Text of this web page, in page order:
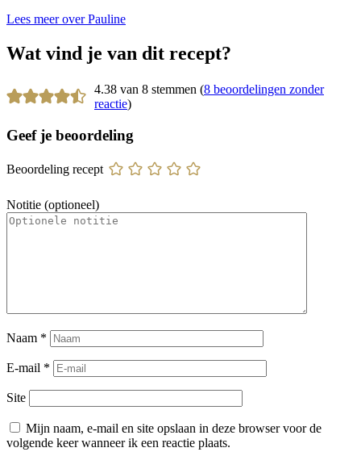
Lees meer over Pauline
Wat vind je van dit recept?
4.38 van 8 stemmen (8 beoordelingen zonder
reactie)
Geef je beoordeling
Beoordeling recept
Notitie (optioneel)
Naam *
E-mail *
Site
Mijn naam, e-mail en site opslaan in deze browser voor de
volgende keer wanneer ik een reactie plaats.